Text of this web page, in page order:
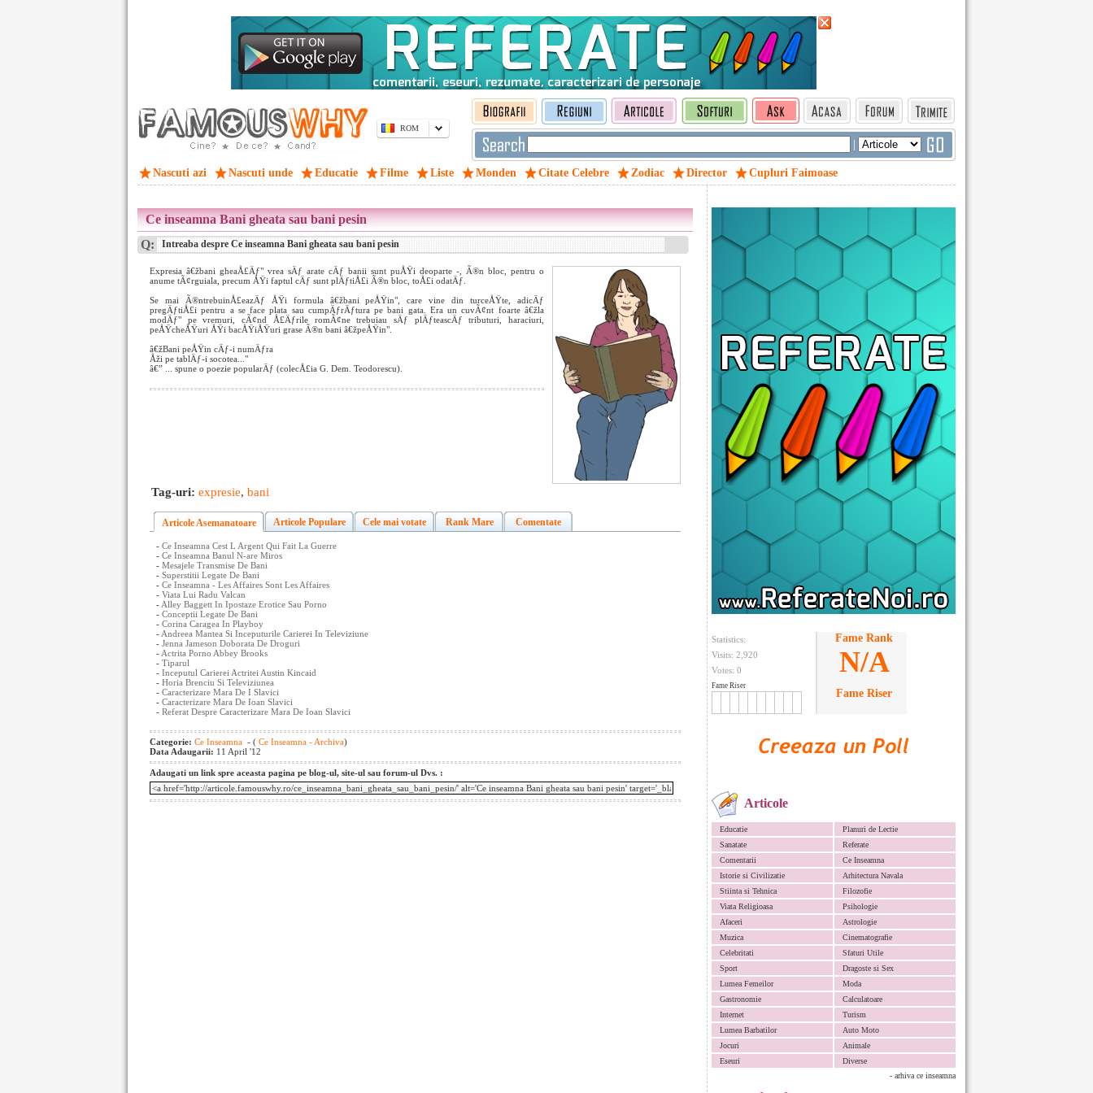
ROM
|
Nascuti azi Nascuti unde Educatie Filme Liste Monden Citate Celebre Zodiac Director Cupluri Faimoase
Statistics:
Visits: 2,920
Votes: 0
Fame Riser
Fame Rank
N/A
Fame Riser
Articole
Educatie
Planuri de Lectie
Sanatate
Referate
Comentarii
Ce Inseamna
Istorie si Civilizatie
Arhitectura Navala
Stiinta si Tehnica
Filozofie
Viata Religioasa
Psihologie
Afaceri
Astrologie
Muzica
Cinematografie
Celebritati
Sfaturi Utile
Sport
Dragoste si Sex
Lumea Femeilor
Moda
Gastronomie
Calculatoare
Internet
Turism
Lumea Barbatilor
Auto Moto
Jocuri
Animale
Eseuri
Diverse
- arhiva ce inseamna
Ce inseamna Bani gheata sau bani pesin
Q: Intreaba despre Ce inseamna Bani gheata sau bani pesin
Expresia â€žbani gheaÅ£Äƒ" vrea sÄƒ arate cÄƒ banii sunt puÅŸi deoparte -, Ã®n bloc, pentru o
anume tÃ¢rguiala, precum ÅŸi faptul cÄƒ sunt plÄƒtiÅ£i Ã®n bloc, toÅ£i odatÄƒ.
Se mai Ã®ntrebuinÅ£eazÄƒ ÅŸi formula â€žbani peÅŸin", care vine din turceÅŸte, adicÄƒ
pregÄƒtiÅ£i pentru a se face plata sau cumpÄƒrÄƒtura pe bani gata. Era un cuvÃ¢nt foarte â€žla
modÄƒ" pe vremuri, cÃ¢nd Å£Äƒrile romÃ¢ne trebuiau sÄƒ plÄƒteascÄƒ tributuri, haraciuri,
peÅŸcheÅŸuri ÅŸi bacÅŸiÅŸuri grase Ã®n bani â€žpeÅŸin".
â€žBani peÅŸin cÄƒ-i numÄƒra
Åži pe tablÄƒ-i socotea..."
â€” ... spune o poezie popularÄƒ (colecÅ£ia G. Dem. Teodorescu).
Tag-uri: expresie, bani
Articole Asemanatoare Articole Populare Cele mai votate Rank Mare Comentate
- Ce Inseamna Cest L Argent Qui Fait La Guerre
- Ce Inseamna Banul N-are Miros
- Mesajele Transmise De Bani
- Superstitii Legate De Bani
- Ce Inseamna - Les Affaires Sont Les Affaires
- Viata Lui Radu Valcan
- Alley Baggett In Ipostaze Erotice Sau Porno
- Conceptii Legate De Bani
- Corina Caragea In Playboy
- Andreea Mantea Si Inceputurile Carierei In Televiziune
- Jenna Jameson Doborata De Droguri
- Actrita Porno Abbey Brooks
- Tiparul
- Inceputul Carierei Actritei Austin Kincaid
- Horia Brenciu Si Televiziunea
- Caracterizare Mara De I Slavici
- Caracterizare Mara De Ioan Slavici
- Referat Despre Caracterizare Mara De Ioan Slavici
Categorie: Ce Inseamna - ( Ce Inseamna - Archiva)
Data Adaugarii: 11 April '12
Adaugati un link spre aceasta pagina pe blog-ul, site-ul sau forum-ul Dvs. :